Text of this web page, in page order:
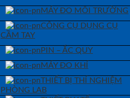
MÁY ĐO MÔI TRƯỜNG
CÔNG CỤ DỤNG CỤ
CẦM TAY
PIN – ẮC QUY
MÁY ĐO KHÍ
THIẾT BỊ THÍ NGHIỆM
PHÒNG LAB